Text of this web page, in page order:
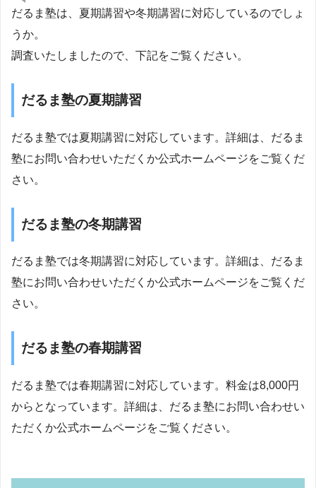
だるま塾は、夏期講習や冬期講習に対応しているのでしょ
うか。
調査いたしましたので、下記をご覧ください。
だるま塾の夏期講習
だるま塾では夏期講習に対応しています。詳細は、だるま
塾にお問い合わせいただくか公式ホームページをご覧くだ
さい。
だるま塾の冬期講習
だるま塾では冬期講習に対応しています。詳細は、だるま
塾にお問い合わせいただくか公式ホームページをご覧くだ
さい。
だるま塾の春期講習
だるま塾では春期講習に対応しています。料金は8,000円
からとなっています。詳細は、だるま塾にお問い合わせい
ただくか公式ホームページをご覧ください。